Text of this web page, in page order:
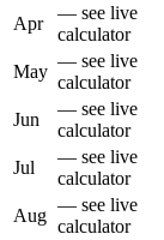
Apr
— see live
calculator
May
— see live
calculator
Jun
— see live
calculator
Jul
— see live
calculator
Aug
— see live
calculator